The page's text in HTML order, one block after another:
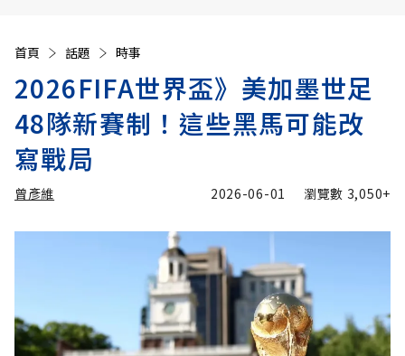
首頁 話題 時事
2026FIFA世界盃》美加墨世足
48隊新賽制！這些黑馬可能改
寫戰局
曾彥維 2026-06-01 瀏覽數 3,050+